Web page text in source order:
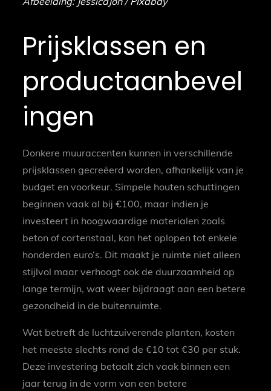
Prijsklassen en
productaanbevel
ingen
Donkere muuraccenten kunnen in verschillende
prijsklassen gecreëerd worden, afhankelijk van je
budget en voorkeur. Simpele houten schuttingen
beginnen vaak al bij €100, maar indien je
investeert in hoogwaardige materialen zoals
beton of cortenstaal, kan het oplopen tot enkele
honderden euro’s. Dit maakt je ruimte niet alleen
stijlvol maar verhoogt ook de duurzaamheid op
lange termijn, wat weer bijdraagt aan een betere
gezondheid in de buitenruimte.
Wat betreft de luchtzuiverende planten, kosten
het meeste slechts rond de €10 tot €30 per stuk.
Deze investering betaalt zich vaak binnen een
jaar terug in de vorm van een betere